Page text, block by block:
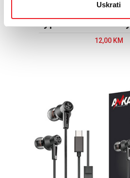
Uskrati
Type C kabel na
12,00 KM